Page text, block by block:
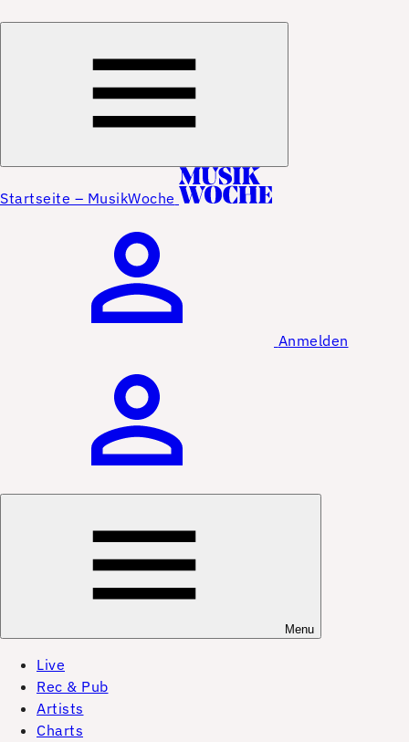
Startseite – MusikWoche
Anmelden
Menu
Live
Rec & Pub
Artists
Charts